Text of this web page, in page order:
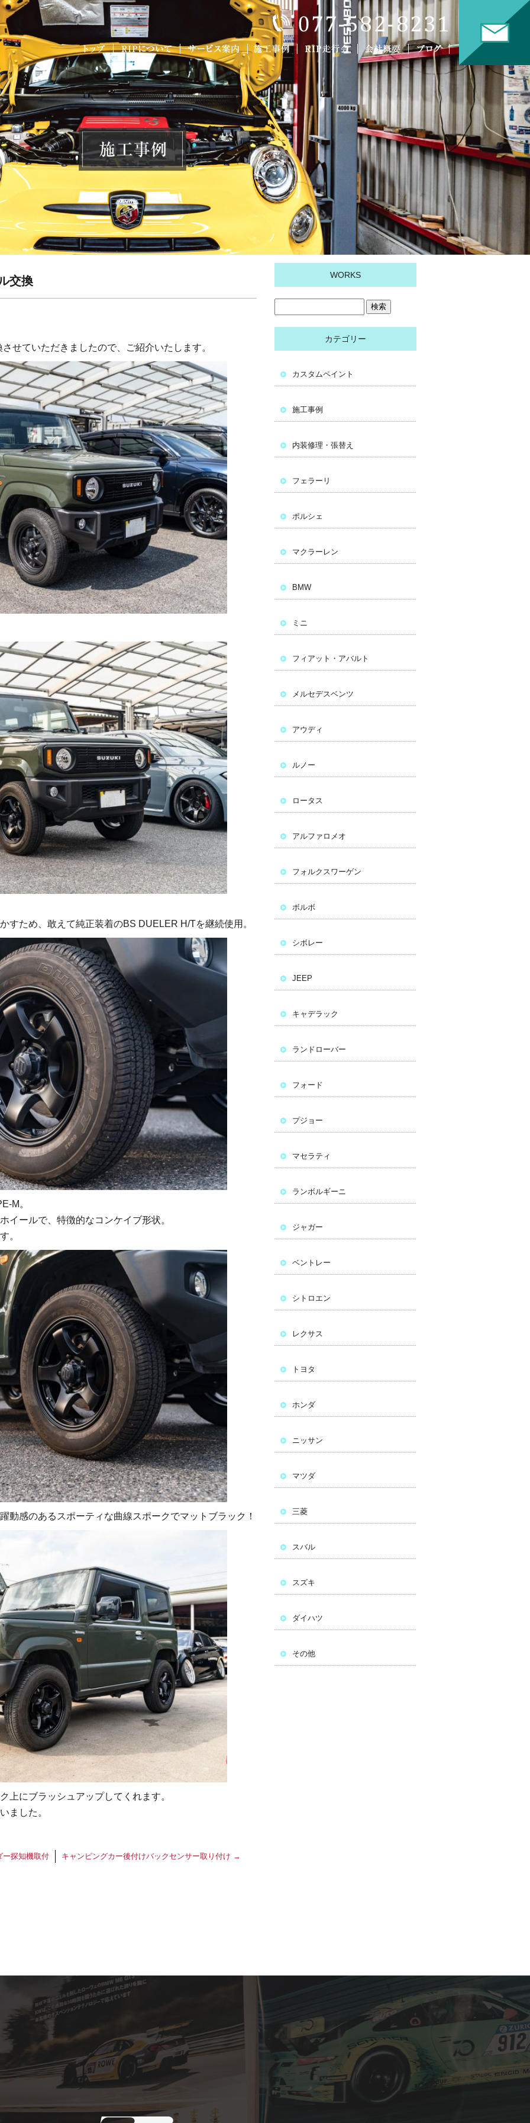
交換
せていただきましたので、ご紹介いたします。
すため、敢えて純正装着のBS DUELER H/Tを継続使用。
M。
イールで、特徴的なコンケイブ形状。
。
動感のあるスポーティな曲線スポークでマットブラック！
上にブラッシュアップしてくれます。
ました。
探知機取付 キャンピングカー後付けバックセンサー取り付け →
WORKS
カテゴリー
カスタムペイント
施工事例
内装修理・張替え
フェラーリ
ポルシェ
マクラーレン
BMW
ミニ
フィアット・アバルト
メルセデスベンツ
アウディ
ルノー
ロータス
アルファロメオ
フォルクスワーゲン
ボルボ
シボレー
JEEP
キャデラック
ランドローバー
フォード
プジョー
マセラティ
ランボルギーニ
ジャガー
ベントレー
シトロエン
レクサス
トヨタ
ホンダ
ニッサン
マツダ
三菱
スバル
スズキ
ダイハツ
その他